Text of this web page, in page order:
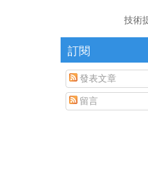
技術
訂閱
發表文章
留言